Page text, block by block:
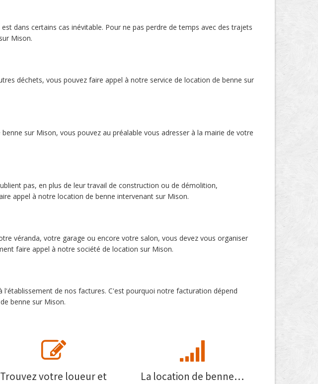
dans certains cas inévitable. Pour ne pas perdre de temps avec des trajets
Mison.
déchets, vous pouvez faire appel à notre service de location de benne sur
sur Mison, vous pouvez au préalable vous adresser à la mairie de votre
pas, en plus de leur travail de construction ou de démolition,
appel à notre location de benne intervenant sur Mison.
véranda, votre garage ou encore votre salon, vous devez vous organiser
faire appel à notre société de location sur Mison.
de nos factures. C'est pourquoi notre facturation dépend
benne sur Mison.
Trouvez votre loueur et
La location de benne…